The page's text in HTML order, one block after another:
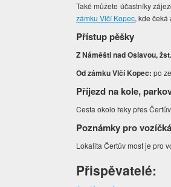
Také můžete účastníky
zámku Vlčí Kopec, kde čeká
Přístup pěšky
Z Náměšti nad Oslavou,
Od zámku Vlčí Kopec:po
Příjezd na kole,
Cesta okolo řeky přes
Poznámky pro
Lokalita Čertův most je pro
Přispěvatelé: